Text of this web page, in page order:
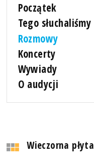
Początek
Tego słuchaliśmy
Rozmowy
Koncerty
Wywiady
O audycji
Wieczorna płyta